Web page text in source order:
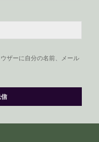
ザーに自分の名前、メール